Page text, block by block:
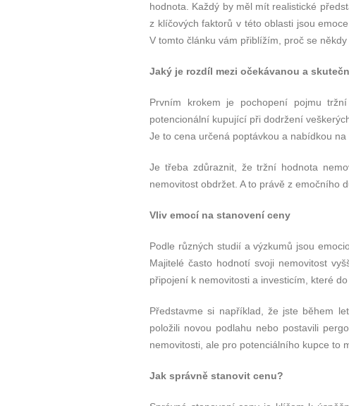
hodnota. Každý by měl mít realistické
z klíčových faktorů v této oblasti jsou
V tomto článku vám přiblížím, proč se
Jaký je rozdíl mezi očekávanou a
Prvním krokem je pochopení pojmu
potencionální kupující při dodržení
Je to cena určená poptávkou a nabídkou na
Je třeba zdůraznit, že tržní hodnota
nemovitost obdržet. A to právě z emočního
Vliv emocí na stanovení ceny
Podle různých studií a výzkumů jsou
Majitelé často hodnotí svoji nemovitost
připojení k nemovitosti a investicím, které do
Představme si například, že jste během
položili novou podlahu nebo postavili
nemovitosti, ale pro potenciálního kupce to
Jak správně stanovit cenu?